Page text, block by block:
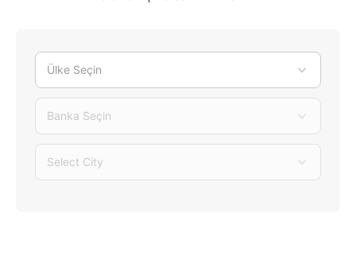
Ülke Seçin
Banka Seçin
Select City